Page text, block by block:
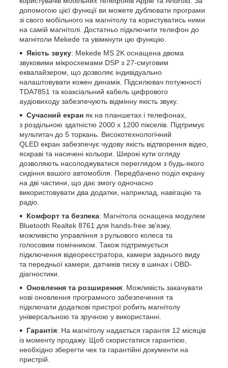
допомогою цієї функції ви можете дублювати програми
зі свого мобільного на магнітолу та користуватись ними
на самій магнітолі. Достатньо підключити телефон до
магнітоли Mekede та увімкнути цю функцію.
Якість звуку: Mekede MS 2K оснащена двома
звуковими мікросхемами DSP з 27-смуговим
еквалайзером, що дозволяє індивідуально
налаштовувати кожен динамік. Підсилювач потужності
TDA7851 та коаксіальний кабель цифрового
аудіовиходу забезпечують відмінну якість звуку.
Сучасний екран як на планшетах і телефонах,
з роздільною здатністю 2000 х 1200 пікселів. Підтримує
мультитач до 5 торкань. Високотехнологічний
QLED екран забезпечує чудову якість відтворення відео,
яскраві та насичені кольори. Широкі кути огляду
дозволяють насолоджуватися переглядом з будь-якого
сидіння вашого автомобіля. Передбачено поділ екрану
на дві частини, що дає змогу одночасно
використовувати два додатки, наприклад, навігацію та
радіо.
Комфорт та безпека: Магнітола оснащена модулем
Bluetooth Realtek 8761 для hands-free зв'язку,
можливістю управління з рульового колеса та
голосовим помічником. Також підтримується
підключення відеореєстратора, камери заднього виду
та передньої камери, датчиків тиску в шинах і OBD-
діагностики.
Оновлення та розширення: Можливість закачувати
нові оновлення програмного забезпечення та
підключати додаткові пристрої робить магнітолу
універсальною та зручною у використанні.
Гарантія: На магнітолу надається гарантія 12 місяців
із моменту продажу. Щоб скористатися гарантією,
необхідно зберегти чек та гарантійні документи на
пристрій.